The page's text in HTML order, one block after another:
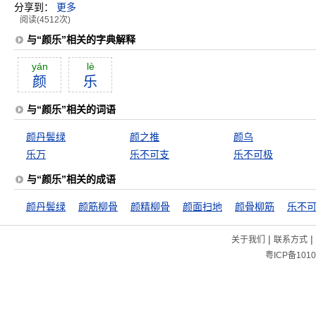
分享到： 更多
阅读(4512次)
与“颜乐”相关的字典解释
yán
颜
lè
乐
与“颜乐”相关的词语
颜丹鬓绿 颜之推
颜乌
乐万
乐不可支 乐不可极
与“颜乐”相关的成语
颜丹鬓绿 颜筋柳骨 颜精柳骨 颜面扫地 颜骨柳筋 乐不
关于我们 | 联系方式|
粤ICP备